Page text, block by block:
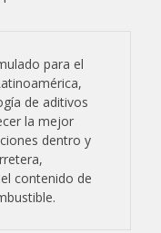
para el
de aditivos
la mejor
dentro y
contenido de